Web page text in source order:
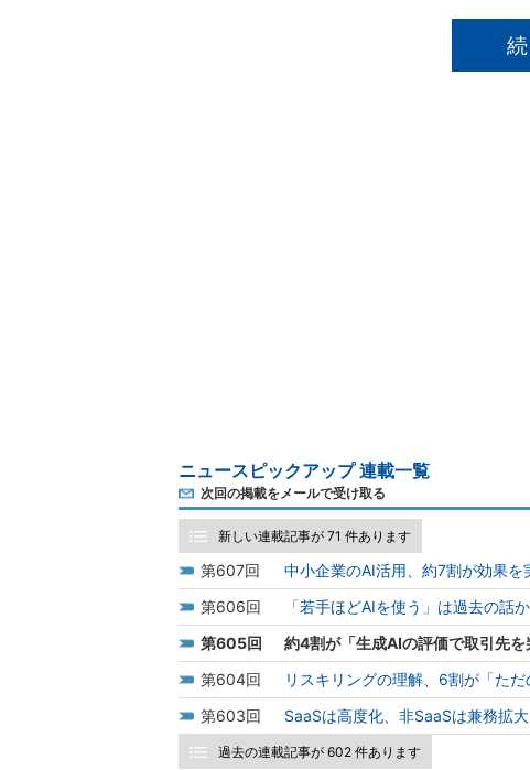
ニュースピックアップ 連載一覧
次回の掲載をメールで受け取る
新しい連載記事が 71 件あります
607
中小企業のAI活用、約7割が効果
606
「若手ほどAIを使う」は過去の
605
約4割が「生成AIの評価で取引先
604
リスキリングの理解、6割が「た
603
SaaSは高度化、非SaaSは兼務拡
過去の連載記事が 602 件あります